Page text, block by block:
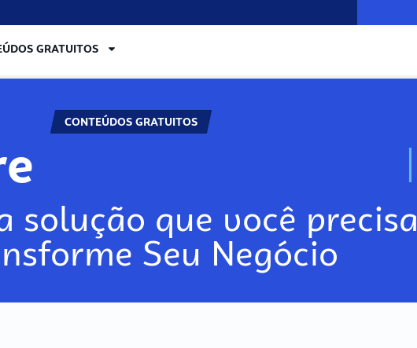
GRATUITOS
CONTEÚDOS GRATUITOS
N
solução que você precisa
Seu Negócio